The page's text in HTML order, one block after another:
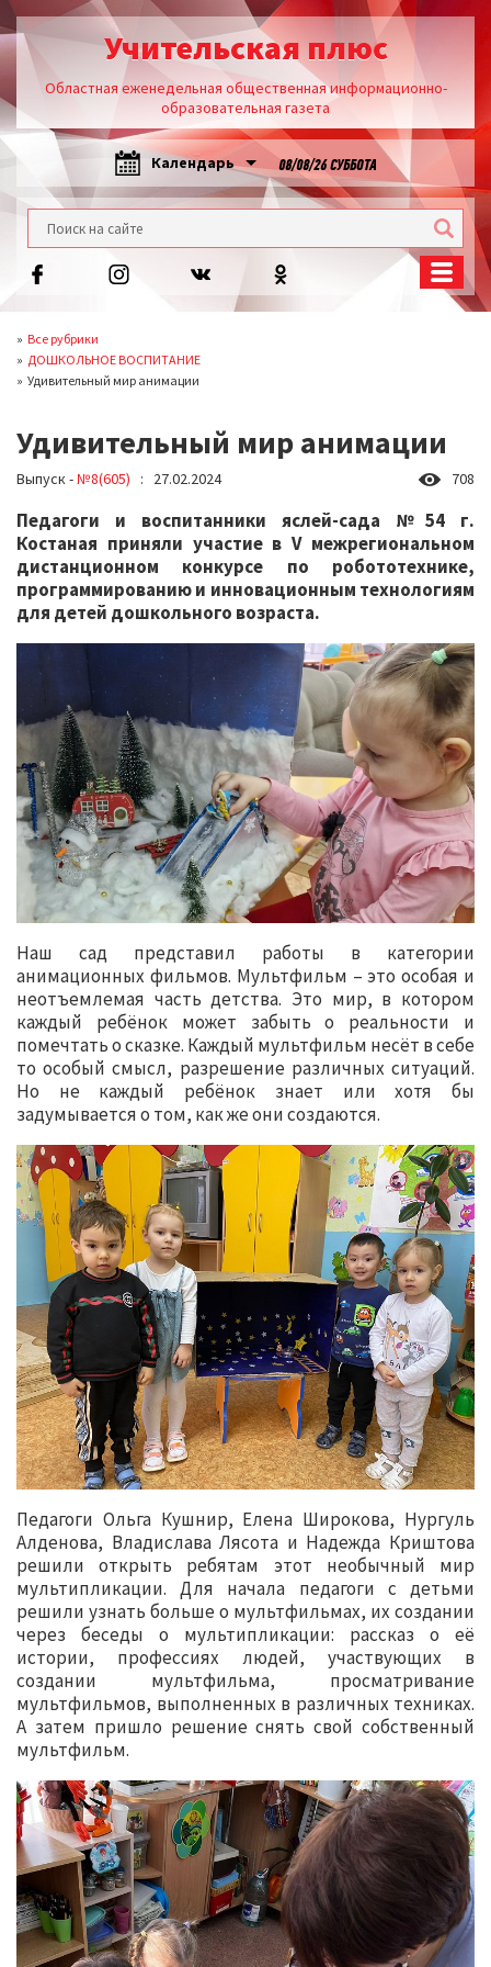
Учительская плюс
Областная еженедельная общественная информационно-
образовательная газета
Календарь 08/08/26 СУББОТА
Все рубрики
ДОШКОЛЬНОЕ ВОСПИТАНИЕ
Удивительный мир анимации
Удивительный мир анимации
Выпуск -№8(605) : 27.02.2024 708
Педагоги и воспитанники яслей-сада №54 г.
Костаная приняли участие в V межрегиональном
дистанционном конкурсе по робототехнике,
программированию и инновационным технологиям
для детей дошкольного возраста.
Наш сад представил работы в категории
анимационных фильмов. Мультфильм – это особая и
неотъемлемая часть детства. Это мир, в котором
каждый ребёнок может забыть о реальности и
помечтать о сказке. Каждый мультфильм несёт в себе
то особый смысл, разрешение различных ситуаций.
Но не каждый ребёнок знает или хотя бы
задумывается о том, как же они создаются.
Педагоги Ольга Кушнир, Елена Широкова, Нургуль
Алденова, Владислава Лясота и Надежда Криштова
решили открыть ребятам этот необычный мир
мультипликации. Для начала педагоги с детьми
решили узнать больше о мультфильмах, их создании
через беседы о мультипликации: рассказ о её
истории, профессиях людей, участвующих в
создании мультфильма, просматривание
мультфильмов, выполненных в различных техниках.
А затем пришло решение снять свой собственный
мультфильм.